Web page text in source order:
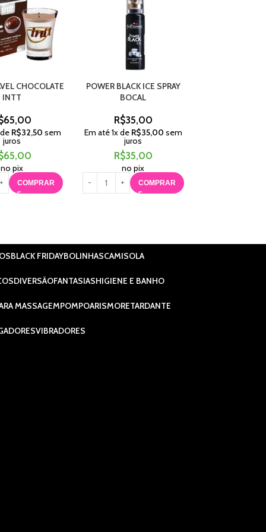
CHOCOLATE
INTT
65,00
R$32,50 sem
juros
65,00
no pix
COMPRAR
POWER BLACK ICE SPRAY
BOCAL
R$35,00
Em até1x de R$35,00 sem
juros
R$35,00
no pix
COMPRAR
BLACK FRIDAYBOLINHASCAMISOLA
DIVERSÃOFANTASIASHIGIENE E BANHO
MASSAGEMPOMPOARISMORETARDANTE
VIBRADORES